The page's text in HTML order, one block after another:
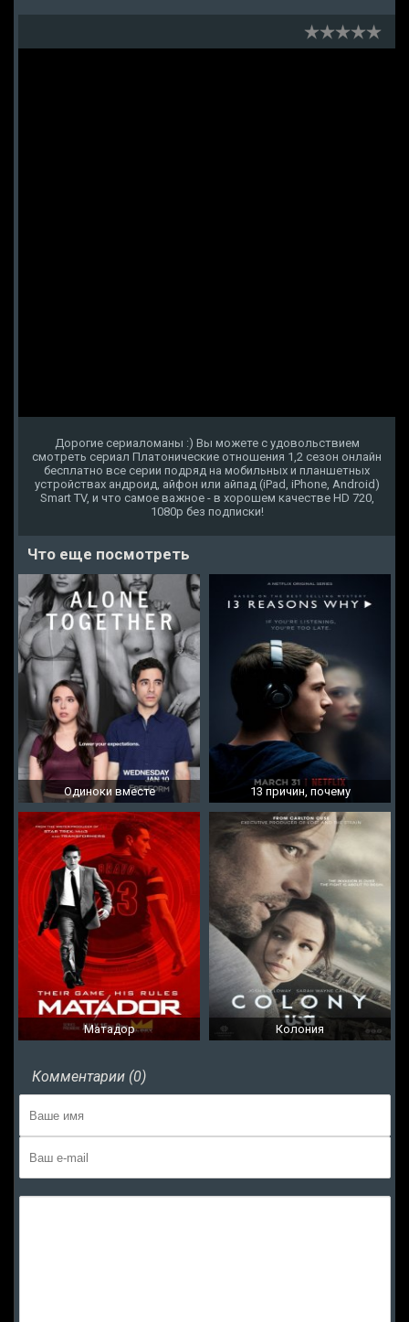
Дорогие сериаломаны :) Вы можете с удовольствием
смотреть сериал Платонические отношения 1,2 сезон онлайн
бесплатно все серии подряд на мобильных и планшетных
устройствах андроид, айфон или айпад (iPad, iPhone, Android)
Smart TV, и что самое важное - в хорошем качестве HD 720,
1080p без подписки!
Что еще посмотреть
Одиноки вместе 13 причин, почему
Матадор Колония
Комментарии (0)